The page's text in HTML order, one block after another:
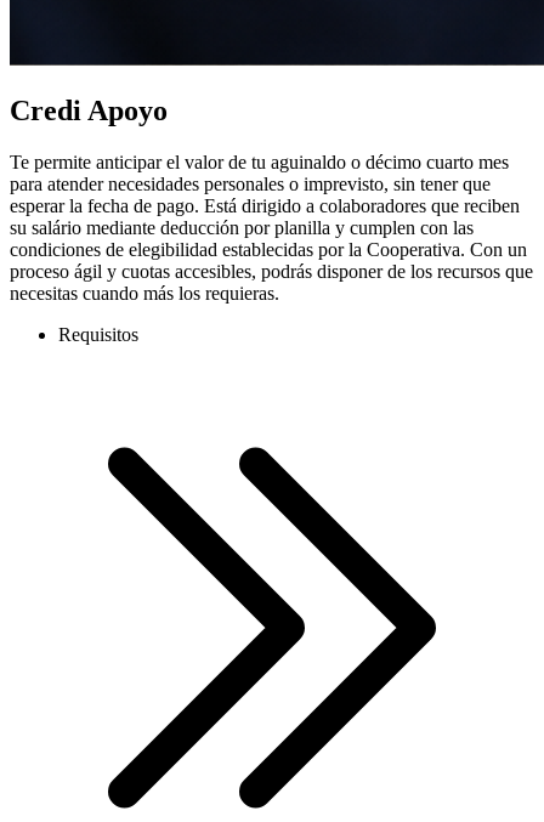
Credi Apoyo
Te permite anticipar el valor de tu aguinaldo o décimo cuarto mes
para atender necesidades personales o imprevisto, sin tener que
esperar la fecha de pago. Está dirigido a colaboradores que reciben
su salário mediante deducción por planilla y cumplen con las
condiciones de elegibilidad establecidas por la Cooperativa. Con un
proceso ágil y cuotas accesibles, podrás disponer de los recursos que
necesitas cuando más los requieras.
Requisitos